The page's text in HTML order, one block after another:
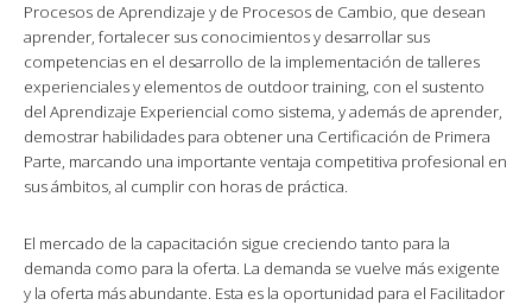
Procesos de Aprendizaje y de Procesos de Cambio, que desean
aprender, fortalecer sus conocimientos y desarrollar sus
competencias en el desarrollo de la implementación de talleres
experienciales y elementos de outdoor training, con el sustento
del Aprendizaje Experiencial como sistema, y además de aprender,
demostrar habilidades para obtener una Certificación de Primera
Parte, marcando una importante ventaja competitiva profesional en
sus ámbitos, al cumplir con horas de práctica.
El mercado de la capacitación sigue creciendo tanto para la
demanda como para la oferta. La demanda se vuelve más exigente
y la oferta más abundante. Esta es la oportunidad para el Facilitador